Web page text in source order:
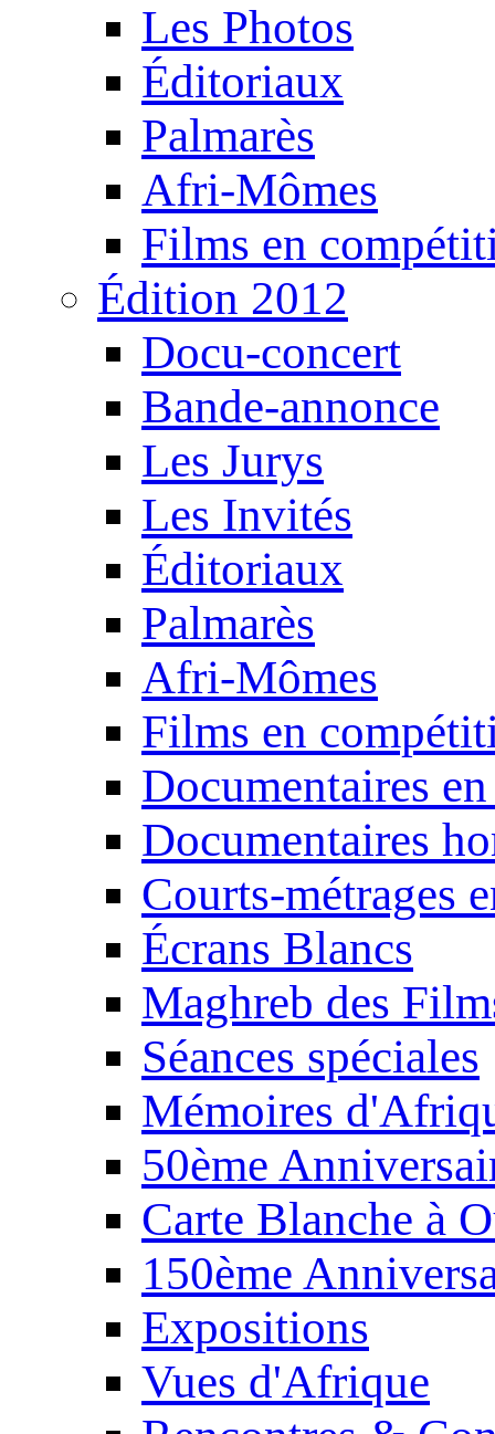
Les Photos
Éditoriaux
Palmarès
Afri-Mômes
Films en
Édition 2012
Docu-concert
Bande-annonce
Les Jurys
Les Invités
Éditoriaux
Palmarès
Afri-Mômes
Films en
Documentaires
Documentaires
Courts-métrages
Écrans Blancs
Maghreb des
Séances spéciales
Mémoires
50ème
Carte Blanche à
150ème
Expositions
Vues d'Afrique